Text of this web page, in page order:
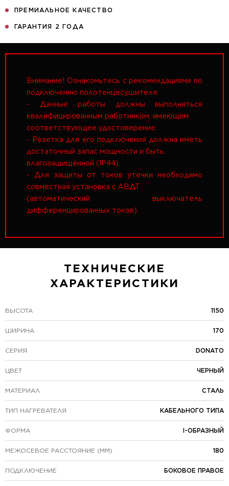
ПРЕМИАЛЬНОЕ КАЧЕСТВО
ГАРАНТИЯ 2 ГОДА
Внимание! Ознакомьтесь с рекомендациями по
подключению полотенцесушителя:
- Данные работы должны выполняться
квалифицированным работником, имеющим
соответствующее удостоверение.
- Розетка для его подключения должна иметь
достаточный запас мощности и быть
влагозащищённой (IP44).
- Для защиты от токов утечки необходимо
совместная установка с АВДТ
(автоматический выключатель
дифференцированных токов).
ТЕХНИЧЕСКИЕ
ХАРАКТЕРИСТИКИ
ВЫСОТА 1150
ШИРИНА 170
СЕРИЯ DONATO
ЦВЕТ ЧЕРНЫЙ
МАТЕРИАЛ СТАЛЬ
ТИП НАГРЕВАТЕЛЯ КАБЕЛЬНОГО ТИПА
ФОРМА I-ОБРАЗНЫЙ
МЕЖОСЕВОЕ РАССТОЯНИЕ (ММ) 180
ПОДКЛЮЧЕНИЕ БОКОВОЕ ПРАВОЕ